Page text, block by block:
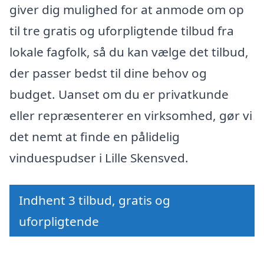
giver dig mulighed for at anmode om op
til tre gratis og uforpligtende tilbud fra
lokale fagfolk, så du kan vælge det tilbud,
der passer bedst til dine behov og
budget. Uanset om du er privatkunde
eller repræsenterer en virksomhed, gør vi
det nemt at finde en pålidelig
vinduespudser i Lille Skensved.
Indhent 3 tilbud, gratis og
uforpligtende